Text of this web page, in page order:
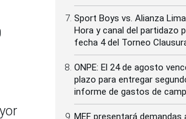
Sport Boys vs. Alianza
Hora y canal del partidazo
fecha 4 del Torneo
ONPE: El 24 de agosto
plazo para entregar
informe de gastos de
MEF presentará demandas